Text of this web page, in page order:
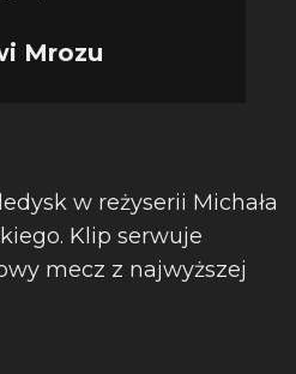
Mrozu
w reżyserii Michała
Klip serwuje
mecz z najwyższej